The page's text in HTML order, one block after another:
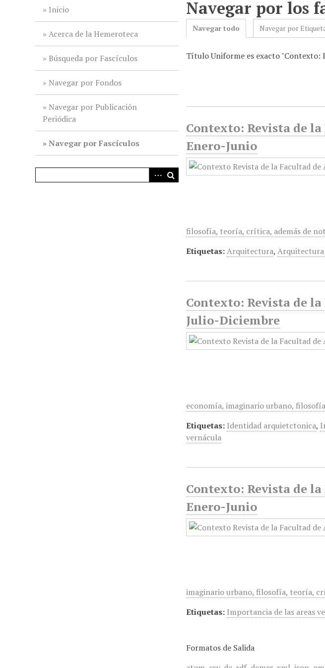
Inicio
Acerca de la Hemeroteca
Búsqueda por Fascículos
Navegar por Fondos
Navegar por Publicación
Periódica
Navegar por Fascículos
Navegar por los
Navegar todo Navegar por
Título Uniforme es exacto "Contexto:
Contexto: Revista de
Enero-Junio
filosofía, teoría, crítica, además de
Etiquetas:Arquitectura,Arquitectura
Contexto: Revista de
Julio-Diciembre
economía, imaginario urbano,
Etiquetas: Identidad arquietctonica,
vernácula
Contexto: Revista de
Enero-Junio
imaginario urbano, filosofía, teoría,
Etiquetas: Importancia de las areas
Formatos de Salida